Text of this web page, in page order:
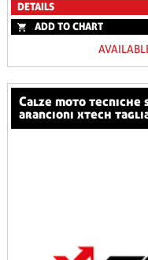
DETAILS
ADD TO CHART
calze moto tecniche sportive invernali raptor
arancioni xtech